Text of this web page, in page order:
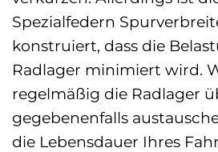
Spezialfedern
konstruiert, dass die
Radlager minimiert wird.
regelmäßig die Radlager
gegebenenfalls
die Lebensdauer Ihres